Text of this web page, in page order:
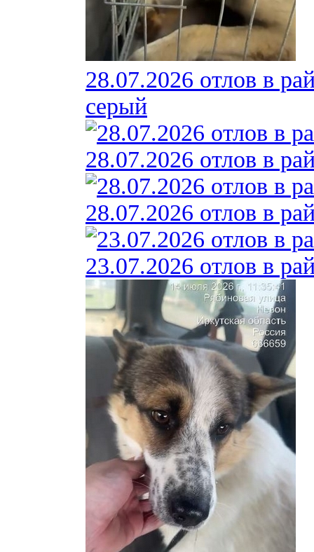
28.07.2026 отлов в
серый
28.07.2026 отлов в
28.07.2026 отлов в
23.07.2026 отлов в